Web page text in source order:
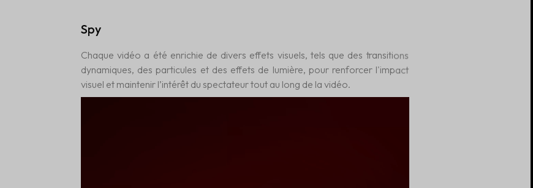
Spy
Chaque vidéo a été enrichie de divers effets visuels, tels que des transitions
dynamiques, des particules et des effets de lumière, pour renforcer l'impact
visuel et maintenir l’intérêt du spectateur tout au long de la vidéo.